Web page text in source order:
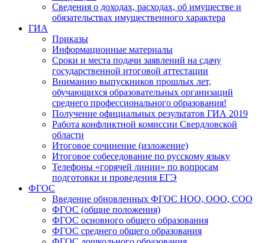
Сведения о доходах, расходах, об имуществе и
обязательствах имущественного характера
ГИА
Приказы
Информационные материалы
Сроки и места подачи заявлений на сдачу
государственной итоговой аттестации
Вниманию выпускников прошлых лет,
обучающихся образовательных организаций
среднего профессионального образования!
Получение официальных результатов ГИА 2019
Работа конфликтной комиссии Свердловской
области
Итоговое сочинение (изложение)
Итоговое собеседование по русскому языку
Телефоны «горячей линии» по вопросам
подготовки и проведения ЕГЭ
ФГОС
Введение обновленных ФГОС НОО, ООО, СОО
ФГОС (общие положения)
ФГОС основного общего образования
ФГОС среднего общего образования